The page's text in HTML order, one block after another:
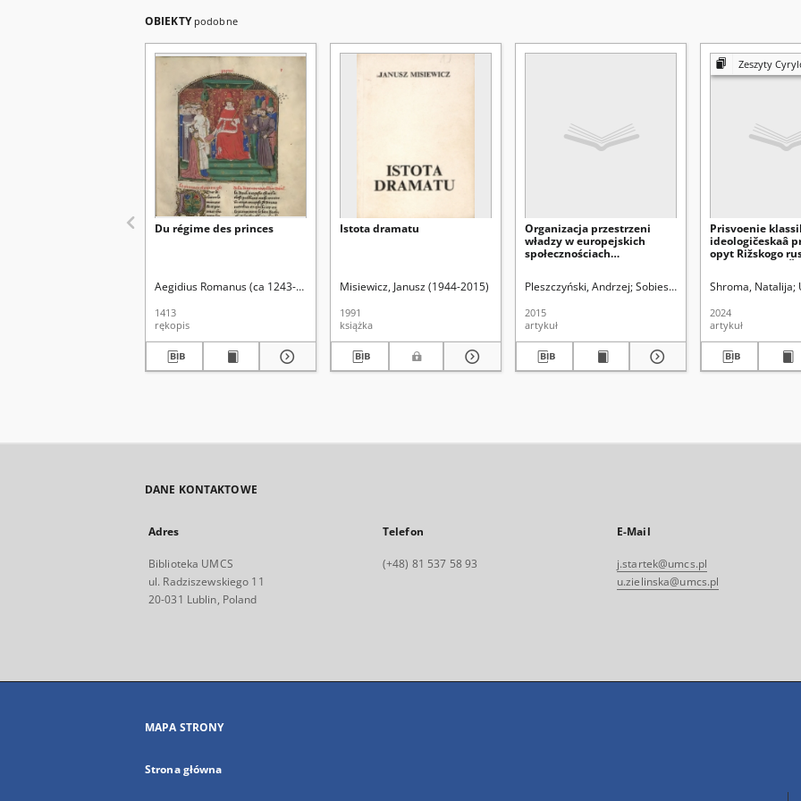
OBIEKTY podobne
Du régime des princes
Aegidius Romanus (ca 1243-1316). Aut. oryg.
1413
rękopis
Istota dramatu
Misiewicz, Janusz (1944-2015)
1991
książka
Organizacja przestrzeni
władzy w europejskich
społecznościach
Pleszczyński, Andrzej Sobiesiak, Joanna Aleksandra.
2015
artykuł
Zeszyty Cyrylo-
Prisvoenie
ideologičeskaâ
opyt Rižskogo
Shroma, Natalija
2024
artykuł
DANE KONTAKTOWE
Adres
Biblioteka UMCS
ul. Radziszewskiego 11
20-031 Lublin, Poland
Telefon
(+48) 81 537 58 93
E-Mail
j.startek@umcs.pl
u.zielinska@umcs.pl
MAPA STRONY
Strona główna